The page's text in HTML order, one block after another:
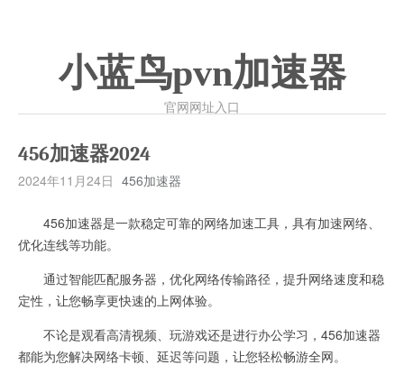
小蓝鸟pvn加速器
官网网址入口
456加速器2024
2024年11月24日 456加速器
456加速器是一款稳定可靠的网络加速工具，具有加速网络、
优化连线等功能。
通过智能匹配服务器，优化网络传输路径，提升网络速度和稳
定性，让您畅享更快速的上网体验。
不论是观看高清视频、玩游戏还是进行办公学习，456加速器
都能为您解决网络卡顿、延迟等问题，让您轻松畅游全网。